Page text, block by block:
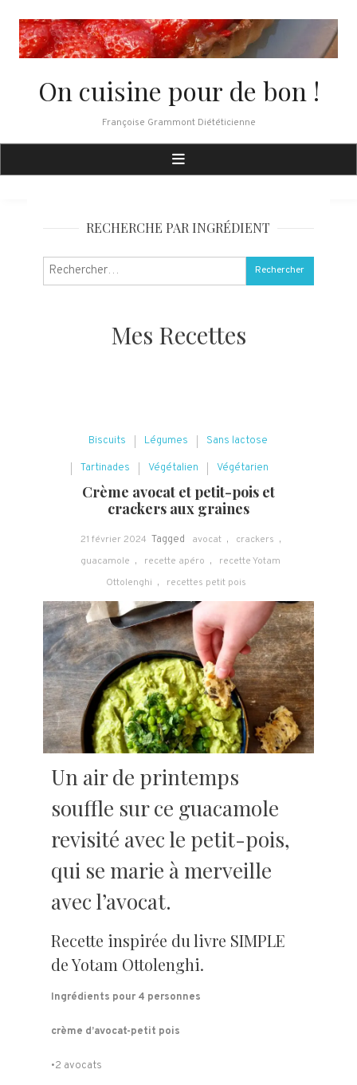
content
On cuisine pour de bon !
Françoise Grammont Diététicienne
Biscuits Légumes Sans lactose
Tartinades Végétalien Végétarien
Crème avocat et petit-pois et
crackers aux graines
21 février 2024 Tagged avocat , crackers ,
guacamole , recette apéro ,
recette Yotam
Ottolenghi , recettes petit pois
Un air de printemps
souffle sur ce guacamole
revisité avec le petit-pois,
qui se marie à merveille
avec l’avocat.
Recette inspirée du livre SIMPLE
de Yotam Ottolenghi.
Ingrédients pour 4 personnes
crème d’avocat-petit pois
•2 avocats
RECHERCHE PAR INGRÉDIENT
Rechercher :
Mes Recettes